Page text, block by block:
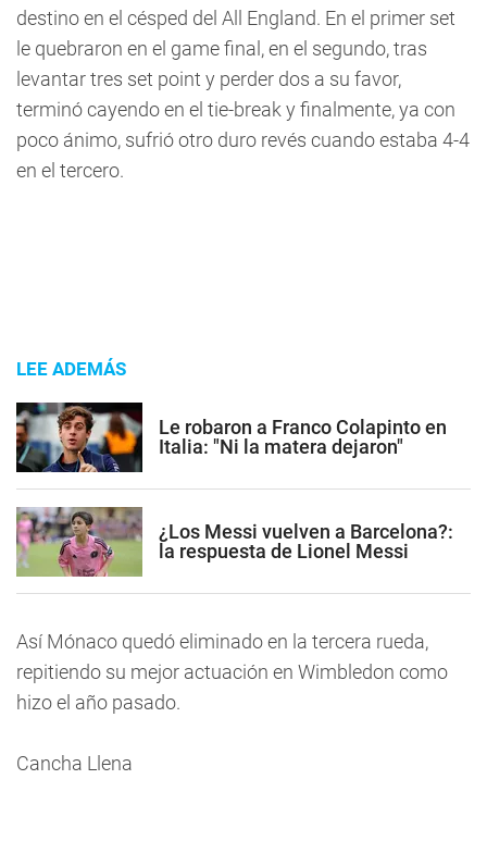
destino en el césped del All England. En el primer set
le quebraron en el game final, en el segundo, tras
levantar tres set point y perder dos a su favor,
terminó cayendo en el tie-break y finalmente, ya con
poco ánimo, sufrió otro duro revés cuando estaba 4-4
en el tercero.
LEE ADEMÁS
Le robaron a Franco Colapinto en
Italia: "Ni la matera dejaron"
¿Los Messi vuelven a Barcelona?:
la respuesta de Lionel Messi
Así Mónaco quedó eliminado en la tercera rueda,
repitiendo su mejor actuación en Wimbledon como
hizo el año pasado.
Cancha Llena